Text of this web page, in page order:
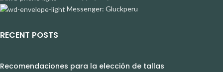
Messenger: Gluckperu
RECENT POSTS
Recomendaciones para la elección de tallas